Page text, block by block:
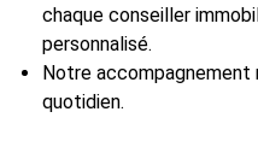
chaque conseiller
personnalisé.
Notre accompagnement
quotidien.